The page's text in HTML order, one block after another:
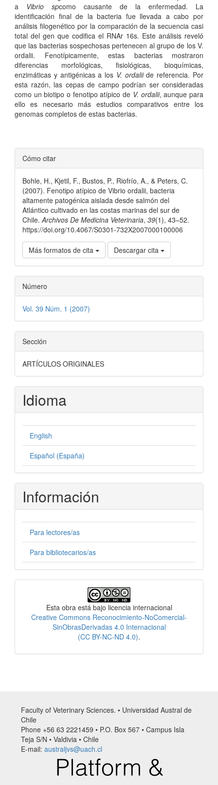
a Vibrio spcomo causante de la enfermedad. La
identificación final de la bacteria fue llevada a cabo por
análisis filogenético por la comparación de la secuencia casi
total del gen que codifica el RNAr 16s. Este análisis reveló
que las bacterias sospechosas pertenecen al grupo de los V.
ordalii. Fenotípicamente, estas bacterias mostraron
diferencias morfológicas, fisiológicas, bioquímicas,
enzimáticas y antigénicas a los V. ordaliide referencia. Por
esta razón, las cepas de campo podrían ser consideradas
como un biotipo o fenotipo atípico de V. ordalii, aunque para
ello es necesario más estudios comparativos entre los
genomas completos de estas bacterias.
Detalles
del
artículo
Cómo citar
Bohle, H., Kjetil, F., Bustos, P., Riofrío, A., & Peters, C.
(2007). Fenotipo atípico de Vibrio ordalii, bacteria
altamente patogénica aislada desde salmón del
Atlántico cultivado en las costas marinas del sur de
Chile. Archivos De Medicina Veterinaria, 39(1), 43–52.
https://doi.org/10.4067/S0301-732X2007000100006
Más formatos de cita Descargar cita
Número
Vol. 39 Núm. 1 (2007)
Sección
ARTÍCULOS ORIGINALES
Idioma
English
Español (España)
Información
Para lectores/as
Para bibliotecarios/as
Esta obra está bajo licencia internacional
Creative Commons Reconocimiento-NoComercial-
SinObrasDerivadas 4.0 Internacional
(CC BY-NC-ND 4.0).
Faculty of Veterinary Sciences. • Universidad Austral de
Chile
Phone +56 63 2221459 • P.O. Box 567 • Campus Isla
Teja S/N • Valdivia • Chile
E-mail: australjvs@uach.cl